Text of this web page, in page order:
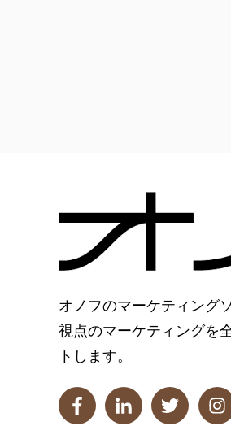
オノフのマーケティング
視点のマーケティングを
トします。